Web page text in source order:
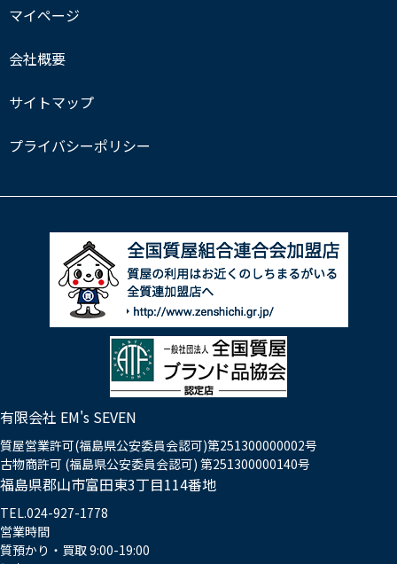
マイページ
会社概要
サイトマップ
プライバシーポリシー
有限会社 EM's SEVEN
質屋営業許可(福島県公安委員会認可)第251300000002号
古物商許可 (福島県公安委員会認可) 第251300000140号
福島県郡山市富田東3丁目114番地
TEL.024-927-1778
営業時間
質預かり・買取 9:00-19:00